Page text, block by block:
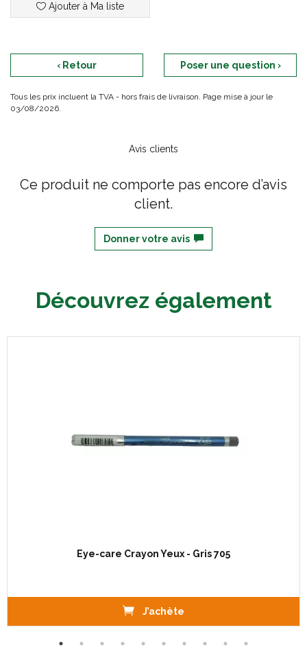
Ajouter à Ma liste
‹ Retour Poser une question ›
Tous les prix incluent la TVA - hors frais de livraison. Page mise à jour le
03/08/2026.
Avis clients
Ce produit ne comporte pas encore d’avis
client.
Donner votre avis
Découvrez également
Eye-care Crayon Yeux - Gris 705
J’achète